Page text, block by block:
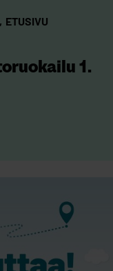
ETUSIVU
1.